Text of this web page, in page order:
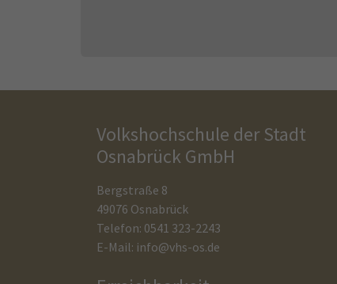
Volkshochschule der Stadt
Osnabrück GmbH
Bergstraße 8
49076 Osnabrück
Telefon: 0541 323-2243
E-Mail: info@vhs-os.de